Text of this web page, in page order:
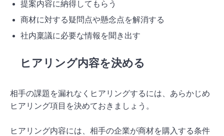
提案内容に納得してもらう
商材に対する疑問点や懸念点を解消する
社内稟議に必要な情報を聞き出す
ヒアリング内容を決める
相手の課題を漏れなくヒアリングするには、あらかじめ
ヒアリング項目を決めておきましょう。
ヒアリング内容には、相手の企業が商材を購入する条件